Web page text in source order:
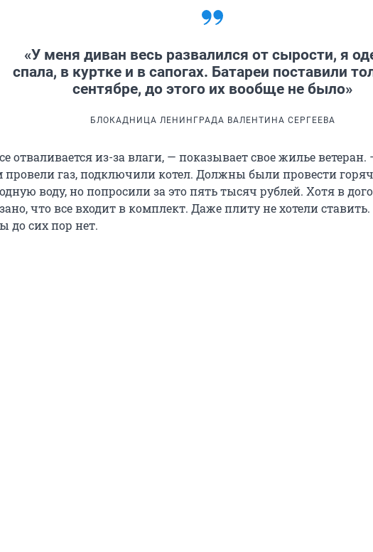
«У меня диван весь развалился от сырости, я
спала, в куртке и в сапогах. Батареи поставили
сентябре, до этого их вообще не было»
БЛОКАДНИЦА ЛЕНИНГРАДА ВАЛЕНТИНА СЕРГЕЕВА
отваливается из-за влаги, — показывает свое жилье ветеран.
провели газ, подключили котел. Должны были провести
воду, но попросили за это пять тысяч рублей. Хотя в
что все входит в комплект. Даже плиту не хотели
до сих пор нет.